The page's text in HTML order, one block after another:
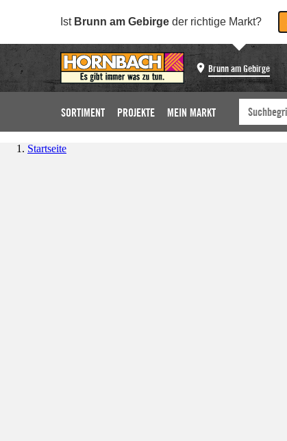
Ist Brunn am Gebirge der richtige Markt?
Brunn am Gebirge
SORTIMENT PROJEKTE MEIN MARKT
Startseite